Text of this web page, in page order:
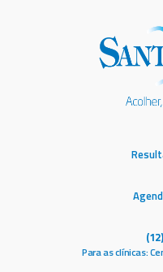
Para as clínicas: